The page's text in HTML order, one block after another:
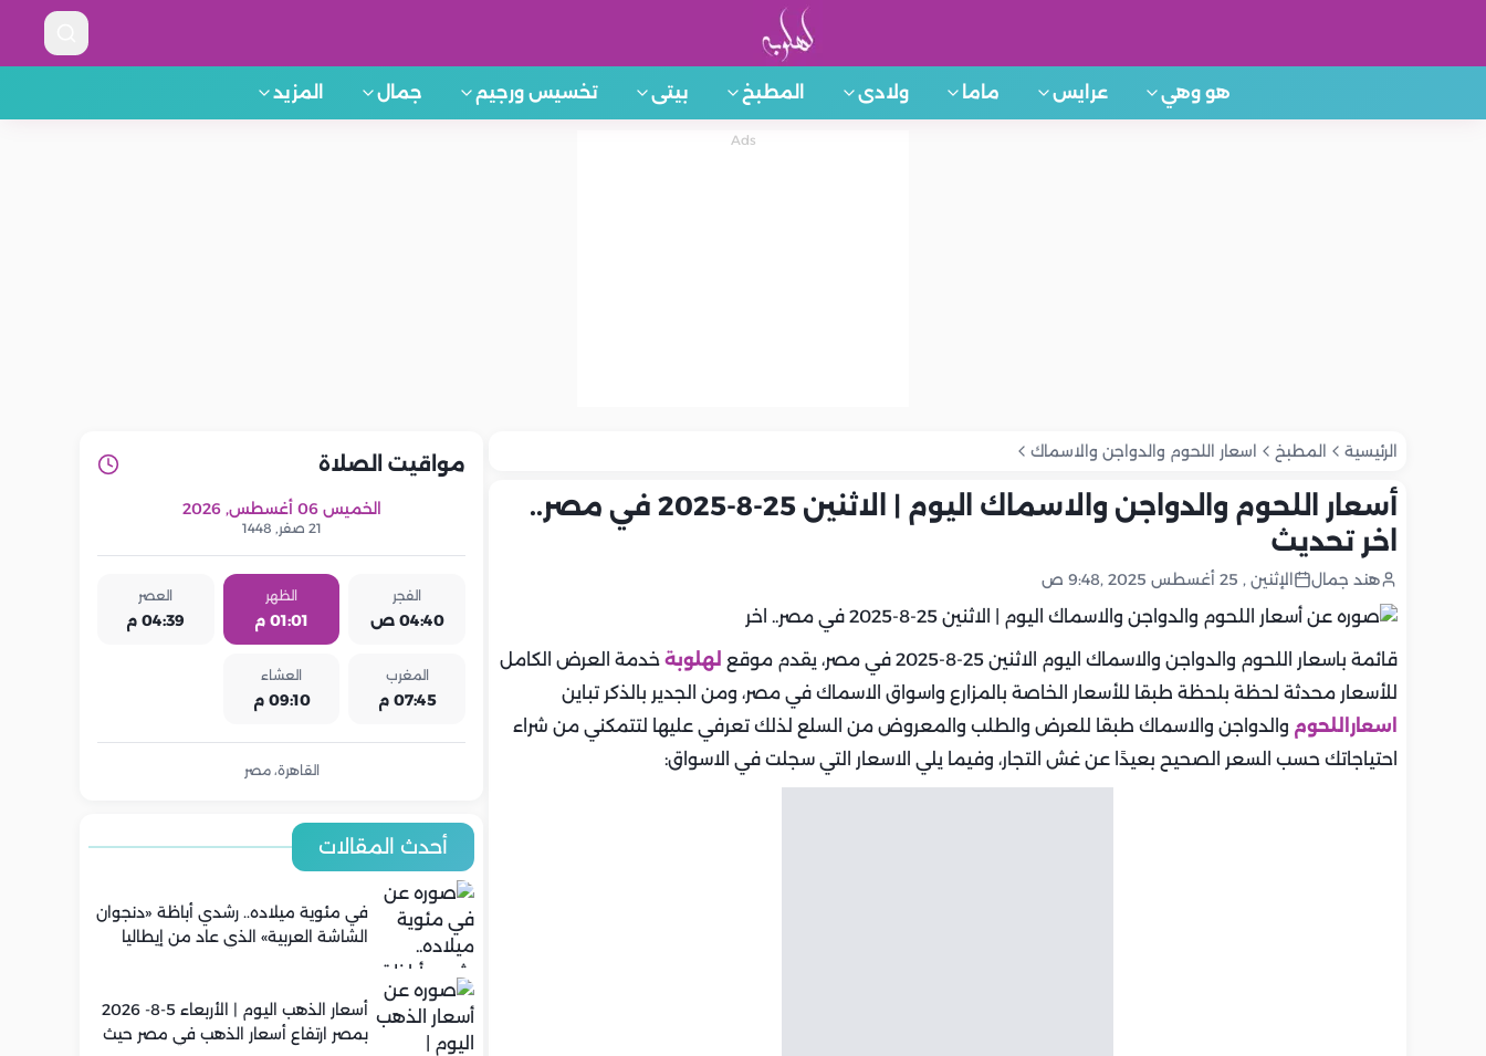
هو وهي عرايس ماما ولادى المطبخ بيتى تخسيس ورجيم جمال المزيد
الرئيسية المطبخ اسعار اللحوم والدواجن والاسماك
أسعار اللحوم والدواجن والاسماك اليوم | الاثنين 25-8-2025 في مصر..
اخر تحديث
هند جمال الإثنين , 25 أغسطس 2025 ,9:48 ص
قائمة باسعار اللحوم والدواجن والاسماك اليوم الاثنين 25-8-2025 في مصر، يقدم موقع لهلوبة خدمة العرض الكامل
للأسعار محدثة لحظة بلحظة طبقا للأسعار الخاصة بالمزارع واسواق الاسماك في مصر، ومن الجدير بالذكر تباين
اسعاراللحوم والدواجن والاسماك طبقا للعرض والطلب والمعروض من السلع لذلك تعرفي عليها لتتمكني من شراء
احتياجاتك حسب السعر الصحيح بعيدًا عن غش التجار، وفيما يلي الاسعار التي سجلت في الاسواق:
مواقيت الصلاة
الخميس 06 أغسطس, 2026
21 صفر, 1448
الفجر
04:40 ص
الظهر
01:01 م
العصر
04:39 م
المغرب
07:45 م
العشاء
09:10 م
القاهرة، مصر
أحدث المقالات
في مئوية ميلاده.. رشدي أباظة «دنجوان
الشاشة العربية» الذي عاد من إيطاليا
أسعار الذهب اليوم | الأربعاء 5-8- 2026
بمصر ارتفاع أسعار الذهب في مصر حيث